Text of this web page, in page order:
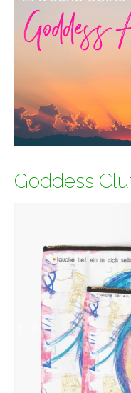
Goddess